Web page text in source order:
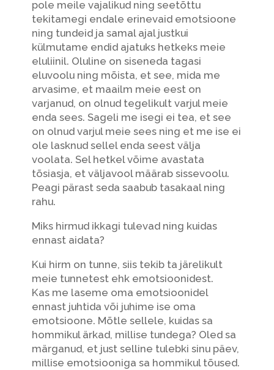
pole meile vajalikud ning seetõttu
tekitamegi endale erinevaid emotsioone
ning tundeid ja samal ajal justkui
külmutame endid ajatuks hetkeks meie
eluliinil. Oluline on siseneda tagasi
eluvoolu ning mõista, et see, mida me
arvasime, et maailm meie eest on
varjanud, on olnud tegelikult varjul meie
enda sees. Sageli me isegi ei tea, et see
on olnud varjul meie sees ning et me ise ei
ole lasknud sellel enda seest välja
voolata. Sel hetkel võime avastata
tõsiasja, et väljavool määrab sissevoolu.
Peagi pärast seda saabub tasakaal ning
rahu.
Miks hirmud ikkagi tulevad ning kuidas
ennast aidata?
Kui hirm on tunne, siis tekib ta järelikult
meie tunnetest ehk emotsioonidest.
Kas me laseme oma emotsioonidel
ennast juhtida või juhime ise oma
emotsioone. Mõtle sellele, kuidas sa
hommikul ärkad, millise tundega? Oled sa
märganud, et just selline tulebki sinu päev,
millise emotsiooniga sa hommikul tõused.